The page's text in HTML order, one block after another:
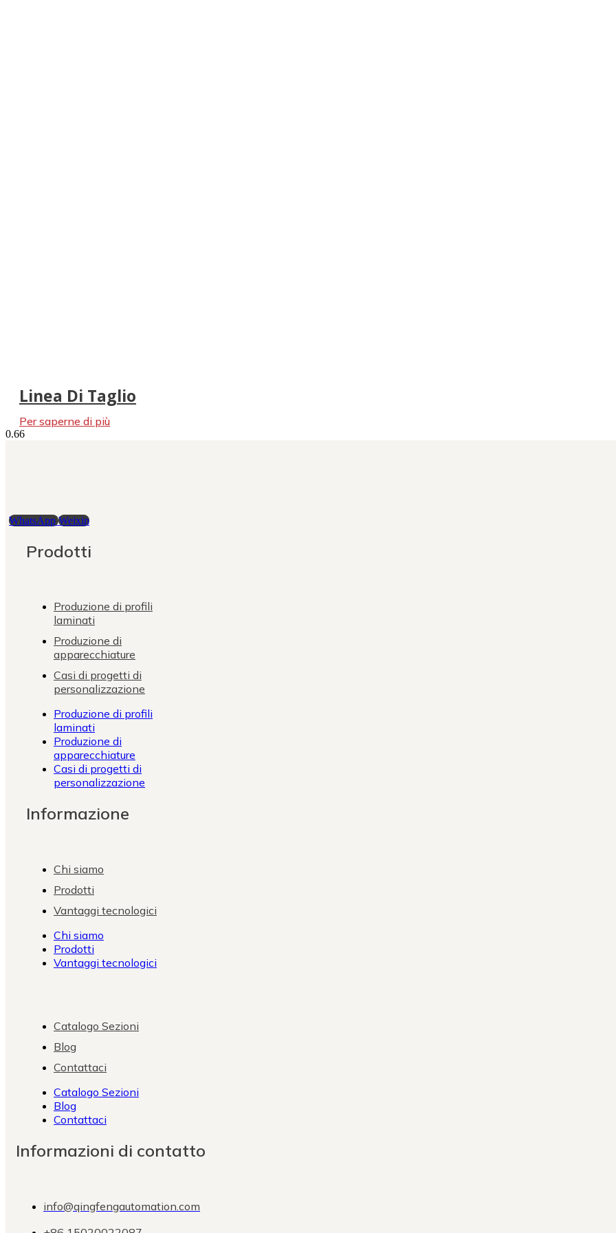
Linea Di Taglio
Per saperne di più
WhatsApp Weixin
Prodotti
Produzione di profili
laminati
Produzione di
apparecchiature
Casi di progetti di
personalizzazione
Produzione di profili
laminati
Produzione di
apparecchiature
Casi di progetti di
personalizzazione
Informazione
Chi siamo
Prodotti
Vantaggi tecnologici
Chi siamo
Prodotti
Vantaggi tecnologici
Catalogo Sezioni
Blog
Contattaci
Catalogo Sezioni
Blog
Contattaci
Informazioni di contatto
info@qingfengautomation.com